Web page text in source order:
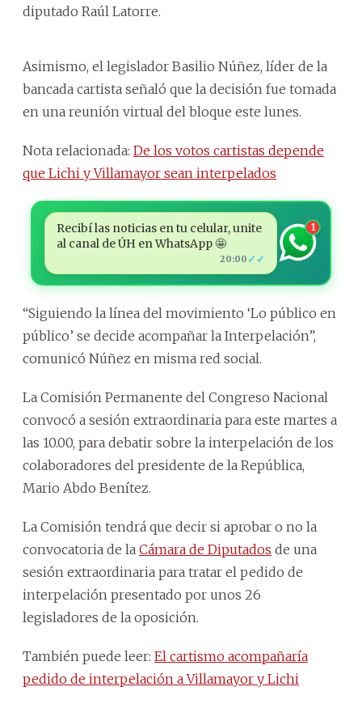
diputado Raúl Latorre.
Asimismo, el legislador Basilio Núñez, líder de la
bancada cartista señaló que la decisión fue tomada
en una reunión virtual del bloque este lunes.
Nota relacionada: De los votos cartistas depende
que Lichi y Villamayor sean interpelados
Recibí las noticias en tu celular, unite
al canal de ÚH en WhatsApp 🤩
20:00 ✓✓
1
“Siguiendo la línea del movimiento ‘Lo público en
público’ se decide acompañar la Interpelación”,
comunicó Núñez en misma red social.
La Comisión Permanente del Congreso Nacional
convocó a sesión extraordinaria para este martes a
las 10.00, para debatir sobre la interpelación de los
colaboradores del presidente de la República,
Mario Abdo Benítez.
La Comisión tendrá que decir si aprobar o no la
convocatoria de la Cámara de Diputados de una
sesión extraordinaria para tratar el pedido de
interpelación presentado por unos 26
legisladores de la oposición.
También puede leer: El cartismo acompañaría
pedido de interpelación a Villamayor y Lichi